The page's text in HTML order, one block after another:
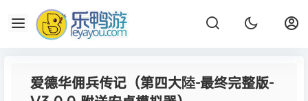
爱德华佣兵传记（第四大陸-最终完整版-